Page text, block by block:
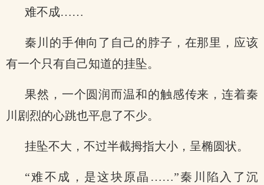
难不成……
秦川的手伸向了自己的脖子，在那里，应该
有一个只有自己知道的挂坠。
果然，一个圆润而温和的触感传来，连着秦
川剧烈的心跳也平息了不少。
挂坠不大，不过半截拇指大小，呈椭圆状。
“难不成，是这块原晶……”秦川陷入了沉